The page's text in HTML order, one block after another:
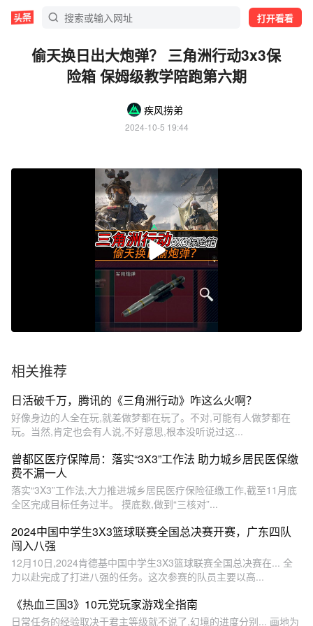
打开看看
偷天换日出大炮弹？ 三角洲行动3x3保
险箱 保姆级教学陪跑第六期
疾风捞弟
2024-10-5 19:44
相关推荐
日活破千万，腾讯的《三角洲行动》咋这么火啊？
好像身边的人全在玩,就差做梦都在玩了。不对,可能有人做梦都在
玩。当然,肯定也会有人说,不好意思,根本没听说过这...
曾都区医疗保障局：落实“3X3”工作法 助力城乡居民医保缴
费不漏一人
落实“3X3”工作法,大力推进城乡居民医疗保险征缴工作,截至11月底
全区完成目标任务过半。 摸底数,做到“三核对”...
2024中国中学生3X3篮球联赛全国总决赛开赛，广东四队
闯入八强
12月10日,2024肯德基中国中学生3X3篮球联赛全国总决赛在... 全
力以赴完成了打进八强的任务。这次参赛的队员主要以高...
《热血三国3》10元党玩家游戏全指南
日常任务的经验取决于君主等级就不说了,幻境的进度分别... 画地为